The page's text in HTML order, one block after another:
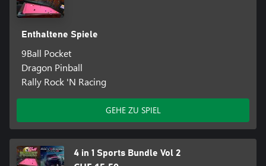
Enthaltene Spiele
9Ball Pocket
Dragon Pinball
Rally Rock 'N Racing
GEHE ZU SPIEL
4 in 1 Sports Bundle Vol 2